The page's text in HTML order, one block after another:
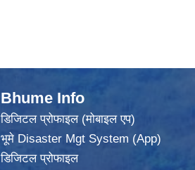
Bhume Info
डिजिटल प्रोफाइल (मोबाइल एप)
भूमे Disaster Mgt System (App)
डिजिटल प्रोफाइल